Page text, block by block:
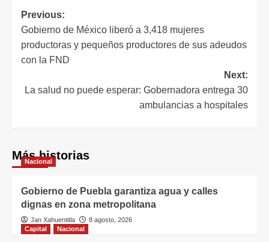
Previous:
Gobierno de México liberó a 3,418 mujeres
productoras y pequeños productores de sus adeudos
con la FND
Next:
La salud no puede esperar: Gobernadora entrega 30
ambulancias a hospitales
Más historias
Nacional
Gobierno de Puebla garantiza agua y calles
dignas en zona metropolitana
Jan Xahuentitla
8 agosto, 2026
Capital
Nacional